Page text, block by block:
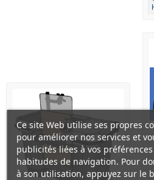
Ce site Web utilise ses propres
pour améliorer nos services et
publicités liées à vos
habitudes de navigation. Pour
à son utilisation, appuyez sur le